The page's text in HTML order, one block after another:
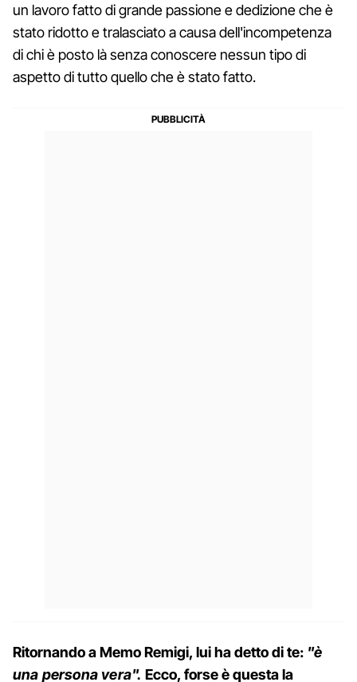
un lavoro fatto di grande passione e dedizione che è
stato ridotto e tralasciato a causa dell'incompetenza
di chi è posto là senza conoscere nessun tipo di
aspetto di tutto quello che è stato fatto.
Ritornando a Memo Remigi, lui ha detto di te: "è
una persona vera". Ecco, forse è questa la